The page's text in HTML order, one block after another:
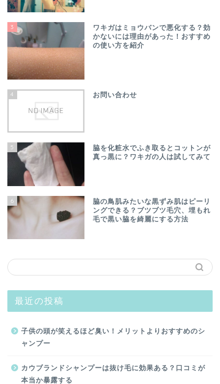
3
ワキガはミョウバンで悪化する？効
かないには理由があった！おすすめ
の使い方を紹介
4 お問い合わせ
5
脇を化粧水でふき取るとコットンが
真っ黒に？ワキガの人は試してみて
6
脇の鳥肌みたいな黒ずみ肌はピーリ
ングできる？ブツブツ毛穴、埋もれ
毛で黒い脇を綺麗にする方法
最近の投稿
子供の頭が笑えるほど臭い！メリットよりおすすめのシ
ャンプー
カウブランドシャンプーは抜け毛に効果ある？口コミが
本当か暴露する